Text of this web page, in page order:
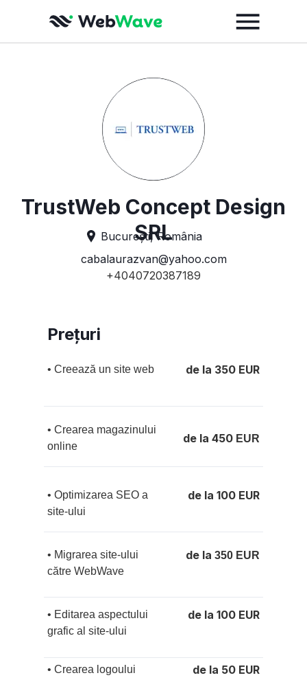
București, România
cabalaurazvan@yahoo.com
+4040720387189
TrustWeb Concept Design
SRL
de la 50 EUR
• Crearea logoului
de la 100 EUR
• Editarea aspectului
grafic al site-ului
de la 350 EUR
de la 100 EUR
de la 450 EUR
de la 350 EUR
• Migrarea site-ului
către WebWave
• Optimizarea SEO a
site-ului
• Crearea magazinului
online
• Creează un site web
Prețuri